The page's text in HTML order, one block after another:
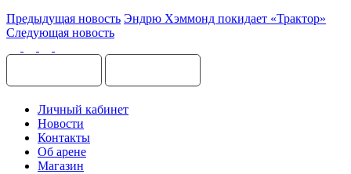
Предыдущая новость Эндрю Хэммонд покидает «Трактор»
Следующая новость
Личный кабинет
Новости
Контакты
Об арене
Магазин